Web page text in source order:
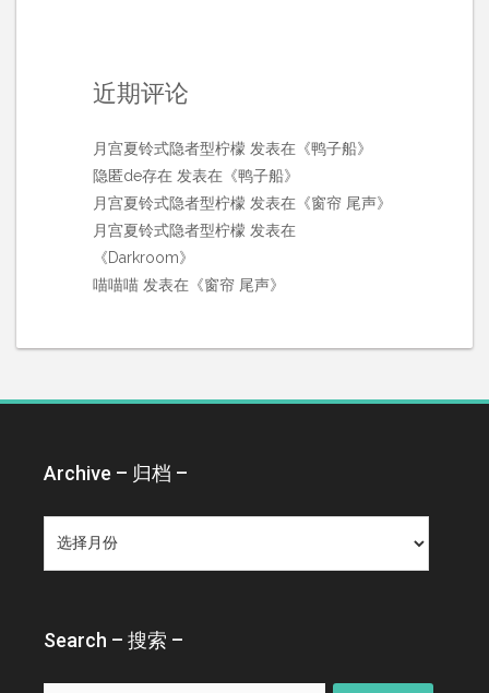
近期评论
月宫夏铃式隐者型柠檬 发表在《鸭子船》
隐匿de存在 发表在《鸭子船》
月宫夏铃式隐者型柠檬 发表在《窗帘 尾声》
月宫夏铃式隐者型柠檬 发表在
《Darkroom》
喵喵喵 发表在《窗帘 尾声》
Archive – 归档 –
归
Search – 搜索 –